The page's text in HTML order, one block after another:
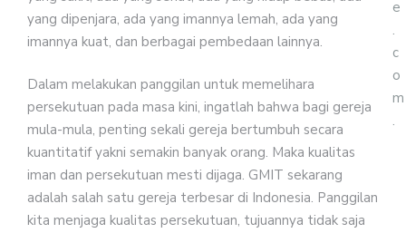
yang dipenjara, ada yang imannya lemah, ada yang
imannya kuat, dan berbagai pembedaan lainnya.
Dalam melakukan panggilan untuk memelihara
persekutuan pada masa kini, ingatlah bahwa bagi gereja
mula-mula, penting sekali gereja bertumbuh secara
kuantitatif yakni semakin banyak orang. Maka kualitas
iman dan persekutuan mesti dijaga. GMIT sekarang
adalah salah satu gereja terbesar di Indonesia. Panggilan
kita menjaga kualitas persekutuan, tujuannya tidak saja
e
.
c
o
m
.